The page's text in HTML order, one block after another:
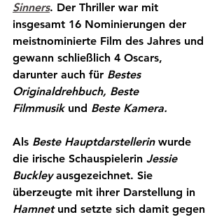
Sinners. Der Thriller war mit
insgesamt 16 Nominierungen der
meistnominierte Film des Jahres und
gewann schließlich 4 Oscars,
darunter auch für Bestes
Originaldrehbuch, Beste
Filmmusik und Beste Kamera.
Als Beste Hauptdarstellerin wurde
die irische Schauspielerin Jessie
Buckley ausgezeichnet. Sie
überzeugte mit ihrer Darstellung in
Hamnet und setzte sich damit gegen